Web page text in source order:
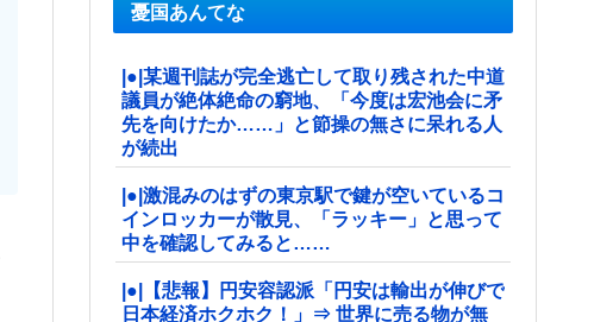
憂国あんてな
|●|某週刊誌が完全逃亡して取り残された中道
議員が絶体絶命の窮地、「今度は宏池会に矛
先を向けたか……」と節操の無さに呆れる人
が続出
|●|激混みのはずの東京駅で鍵が空いているコ
インロッカーが散見、「ラッキー」と思って
中を確認してみると……
|●|【悲報】円安容認派「円安は輸出が伸びで
日本経済ホクホク！」⇒ 世界に売る物が無